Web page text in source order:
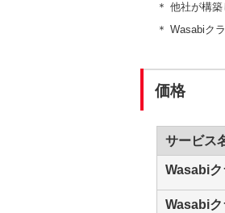
＊ 他社が構
＊ Wasabiク
価格
サービス
Wasabiク
Wasabiク